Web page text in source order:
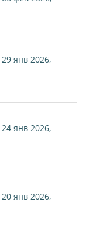
29 янв 2026,
24 янв 2026,
20 янв 2026,